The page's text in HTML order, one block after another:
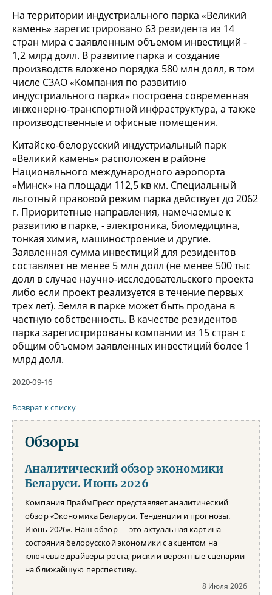
На территории индустриального парка «Великий
камень» зарегистрировано 63 резидента из 14
стран мира с заявленным объемом инвестиций -
1,2 млрд долл. В развитие парка и создание
производств вложено порядка 580 млн долл, в том
числе СЗАО «Компания по развитию
индустриального парка» построена современная
инженерно-транспортной инфраструктура, а также
производственные и офисные помещения.
Китайско-белорусский индустриальный парк
«Великий камень» расположен в районе
Национального международного аэропорта
«Минск» на площади 112,5 кв км. Специальный
льготный правовой режим парка действует до 2062
г. Приоритетные направления, намечаемые к
развитию в парке, - электроника, биомедицина,
тонкая химия, машиностроение и другие.
Заявленная сумма инвестиций для резидентов
составляет не менее 5 млн долл (не менее 500 тыс
долл в случае научно-исследовательского проекта
либо если проект реализуется в течение первых
трех лет). Земля в парке может быть продана в
частную собственность. В качестве резидентов
парка зарегистрированы компании из 15 стран с
общим объемом заявленных инвестиций более 1
млрд долл.
2020-09-16
Возврат к списку
Обзоры
Аналитический обзор экономики
Беларуси. Июнь 2026
Компания ПраймПресс представляет аналитический
обзор «Экономика Беларуси. Тенденции и прогнозы.
Июнь 2026». Наш обзор — это актуальная картина
состояния белорусской экономики с акцентом на
ключевые драйверы роста, риски и вероятные сценарии
на ближайшую перспективу.
8 Июля 2026